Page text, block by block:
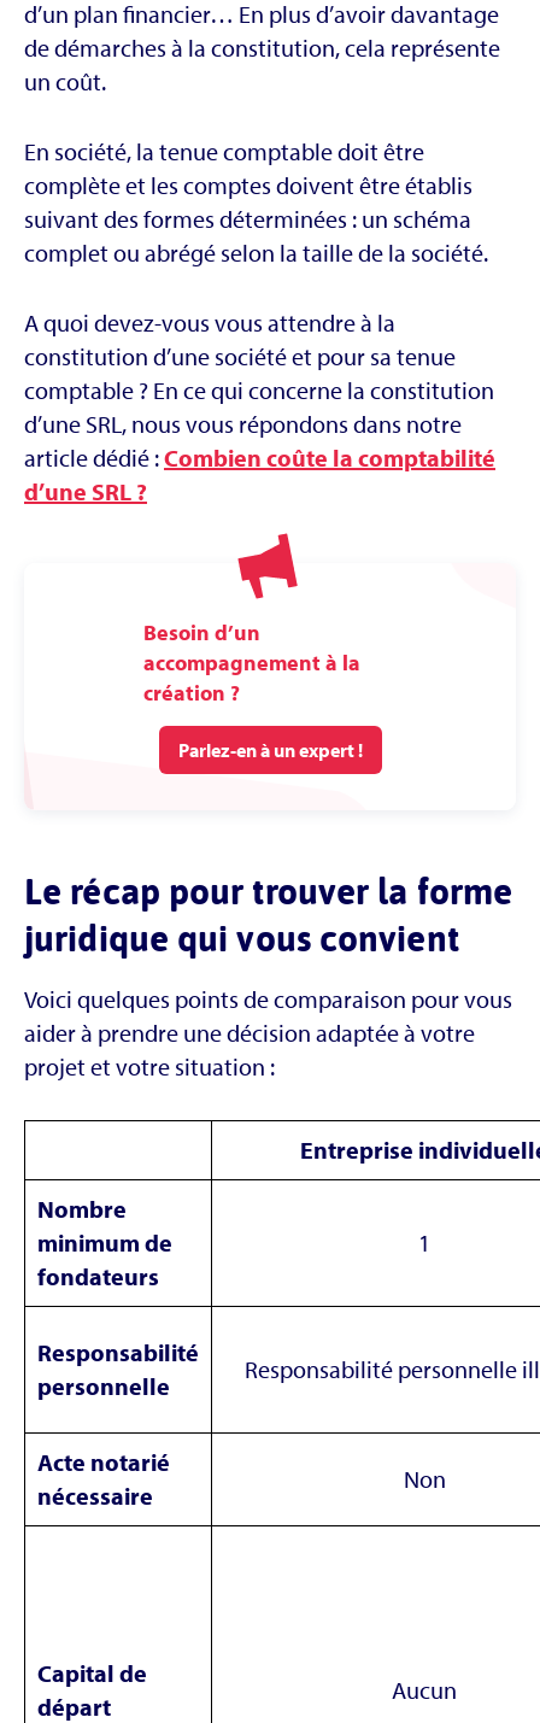
d’un plan financier… En plus d’avoir davantage
de démarches à la constitution, cela représente
un coût.
En société, la tenue comptable doit être
complète et les comptes doivent être établis
suivant des formes déterminées : un schéma
complet ou abrégé selon la taille de la société.
A quoi devez-vous vous attendre à la
constitution d’une société et pour sa tenue
comptable ? En ce qui concerne la constitution
d’une SRL, nous vous répondons dans notre
article dédié :Combien coûte la comptabilité
d’une SRL ?
Besoin d’un
accompagnement à la
création ?
Parlez-en à un expert !
Le récap pour trouver la forme
juridique qui vous convient
Voici quelques points de comparaison pour vous
aider à prendre une décision adaptée à votre
projet et votre situation :
Entreprise
Nombre
minimum de
fondateurs
1
Responsabilité
personnelle
Responsabilité personnelle
Acte notarié
nécessaire
Non
Capital de
départ
Aucun